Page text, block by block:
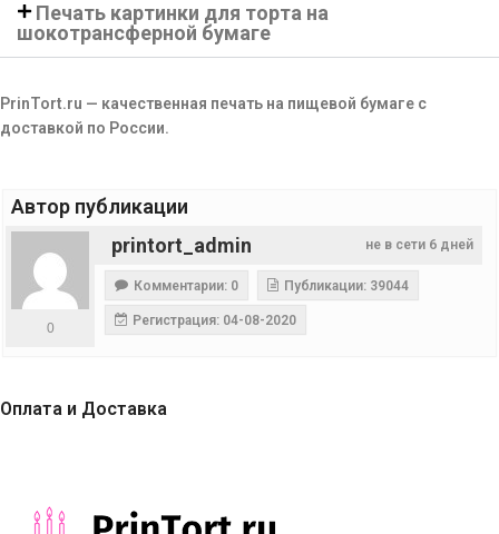
Печать картинки для торта на
шокотрансферной бумаге
PrinTort.ru — качественная печать на пищевой бумаге с
доставкой по России.
Автор публикации
не в сети 6 дней
printort_admin
0
Комментарии: 0 Публикации: 39044
Регистрация: 04-08-2020
Оплата и Доставка